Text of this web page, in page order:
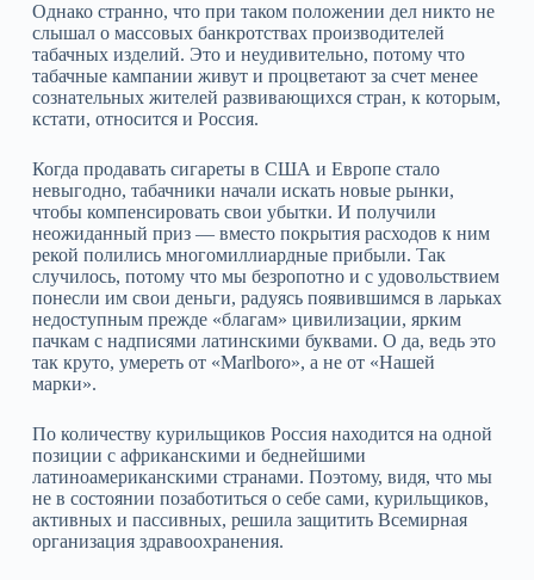
Однако странно, что при таком положении дел никто не
слышал о массовых банкротствах производителей
табачных изделий. Это и неудивительно, потому что
табачные кампании живут и процветают за счет менее
сознательных жителей развивающихся стран, к которым,
кстати, относится и Россия.
Когда продавать сигареты в США и Европе стало
невыгодно, табачники начали искать новые рынки,
чтобы компенсировать свои убытки. И получили
неожиданный приз — вместо покрытия расходов к ним
рекой полились многомиллиардные прибыли. Так
случилось, потому что мы безропотно и с удовольствием
понесли им свои деньги, радуясь появившимся в ларьках
недоступным прежде «благам» цивилизации, ярким
пачкам с надписями латинскими буквами. О да, ведь это
так круто, умереть от «Marlboro», а не от «Нашей
марки».
По количеству курильщиков Россия находится на одной
позиции с африканскими и беднейшими
латиноамериканскими странами. Поэтому, видя, что мы
не в состоянии позаботиться о себе сами, курильщиков,
активных и пассивных, решила защитить Всемирная
организация здравоохранения.